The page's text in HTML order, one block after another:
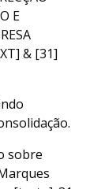
E
& [31]
sobre